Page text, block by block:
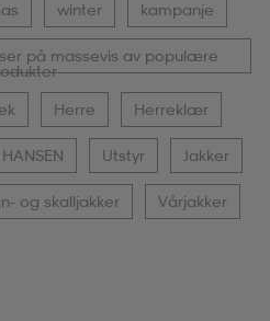
winter kampanje
på massevis av populære
Herre Herreklær
Utstyr Jakker
og skalljakker Vårjakker